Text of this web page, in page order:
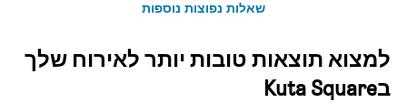
שאלות נפוצות נוספות
למצוא תוצאות טובות יותר לאירוח שלך
בKuta Square